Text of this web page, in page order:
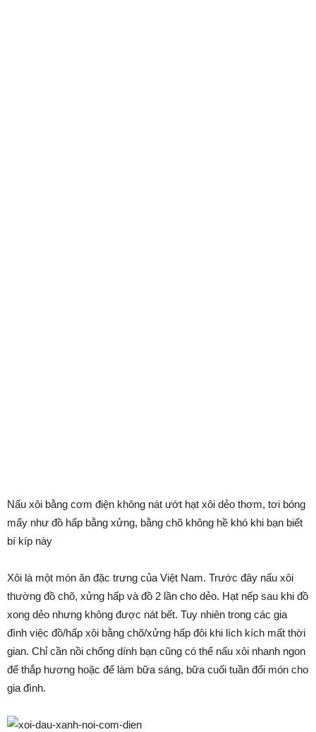
Nấu xôi bằng cơm điện không nát ướt hạt xôi dẻo thơm, tơi bóng
mẩy như đồ hấp bằng xửng, bằng chõ không hề khó khi bạn biết
bí kíp này
Xôi là một món ăn đặc trưng của Việt Nam. Trước đây nấu xôi
thường đồ chõ, xửng hấp và đồ 2 lần cho dẻo. Hạt nếp sau khi đồ
xong dẻo nhưng không được nát bết. Tuy nhiên trong các gia
đình việc đồ/hấp xôi bằng chõ/xửng hấp đôi khi lích kích mất thời
gian. Chỉ cần nồi chống dính bạn cũng có thể nấu xôi nhanh ngon
để thắp hương hoặc để làm bữa sáng, bữa cuối tuần đổi món cho
gia đình.